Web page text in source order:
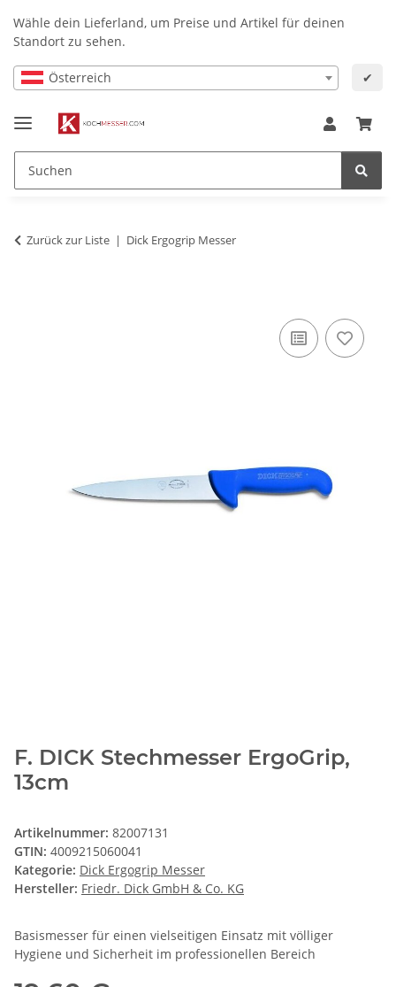
Wähle dein Lieferland, um Preise und Artikel für deinen
Standort zu sehen.
Österreich ✔
Zurück zur Liste Dick Ergogrip Messer
F. DICK Stechmesser ErgoGrip,
13cm
Artikelnummer: 82007131
GTIN: 4009215060041
Kategorie: Dick Ergogrip Messer
Hersteller: Friedr. Dick GmbH & Co. KG
Basismesser für einen vielseitigen Einsatz mit völliger
Hygiene und Sicherheit im professionellen Bereich